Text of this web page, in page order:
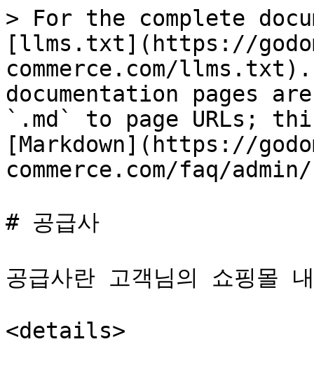
> For the complete
[llms.txt](https://
commerce.com/
documentation pages
`.md` to page URLs;
[Markdown](https://
commerce.com/faq/
# 공급사
공급사란 고객님의 쇼핑몰
<details>